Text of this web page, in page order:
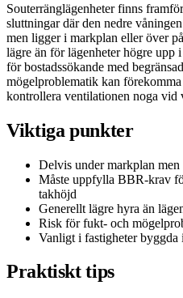
Souterränglägenheter finns
sluttningar där den nedre
men ligger i markplan eller över
lägre än för lägenheter högre
för bostadssökande med
mögelproblematik kan
kontrollera ventilationen noga vid
Viktiga punkter
Delvis under markplan
Måste uppfylla BBR-krav
takhöjd
Generellt lägre hyra än
Risk för fukt- och
Vanligt i fastigheter byggda
Praktiskt tips